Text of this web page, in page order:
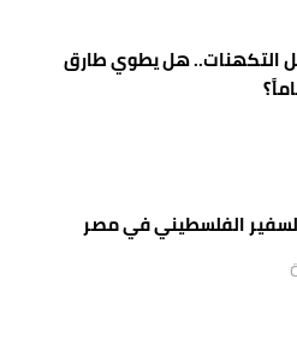
التكهنات.. هل يطوي طارق
الفلسطيني في مصر